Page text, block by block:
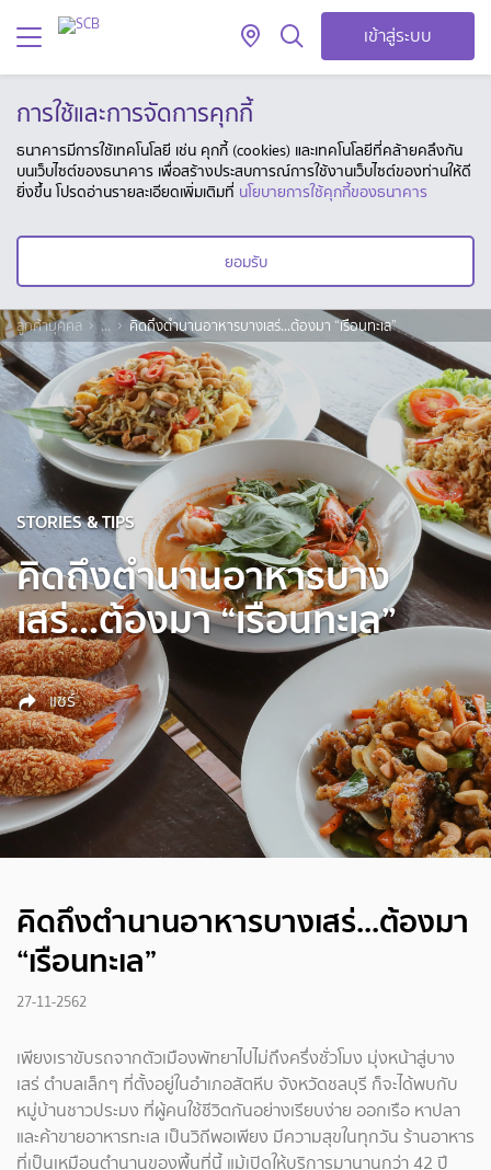
เข้าสู่ระบบ
การใช้และการจัดการคุกกี้
ธนาคารมีการใช้เทคโนโลยี เช่น คุกกี้ (cookies) และเทคโนโลยีที่คล้ายคลึงกัน
บนเว็บไซต์ของธนาคาร เพื่อสร้างประสบการณ์การใช้งานเว็บไซต์ของท่านให้ดี
ยิ่งขึ้น โปรดอ่านรายละเอียดเพิ่มเติมที่ นโยบายการใช้คุกกี้ของธนาคาร
ยอมรับ
ลูกค้าบุคคล ... คิดถึงตำนานอาหารบางเสร่...ต้องมา “เรือนทะเล”
STORIES & TIPS
คิดถึงตำนานอาหารบาง
เสร่...ต้องมา “เรือนทะเล”
แชร์
คิดถึงตำนานอาหารบางเสร่...ต้องมา
“เรือนทะเล”
27-11-2562
เพียงเราขับรถจากตัวเมืองพัทยาไปไม่ถึงครึ่งชั่วโมง มุ่งหน้าสู่บาง
เสร่ ตำบลเล็กๆ ที่ตั้งอยู่ในอำเภอสัตหีบ จังหวัดชลบุรี ก็จะได้พบกับ
หมู่บ้านชาวประมง ที่ผู้คนใช้ชีวิตกันอย่างเรียบง่าย ออกเรือ หาปลา
และค้าขายอาหารทะเล เป็นวิถีพอเพียง มีความสุขในทุกวัน ร้านอาหาร
ที่เป็นเหมือนตำนานของพื้นที่นี้ แม้เปิดให้บริการมานานกว่า 42 ปี